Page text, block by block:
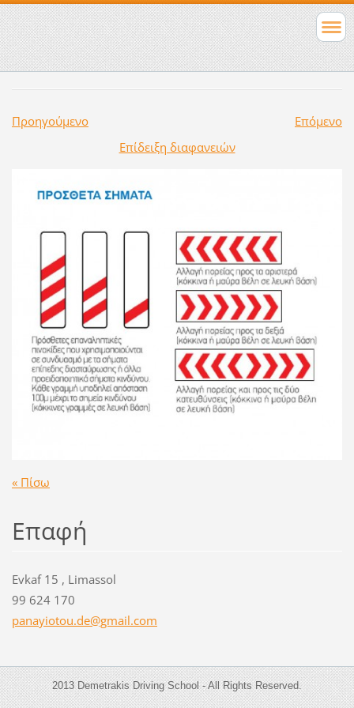
Προηγούμενο
Επόμενο
Επίδειξη διαφανειών
« Πίσω
Επαφή
Evkaf 15 , Limassol
99 624 170
panayiotou.de@gmail.com
2013 Demetrakis Driving School - All Rights Reserved.